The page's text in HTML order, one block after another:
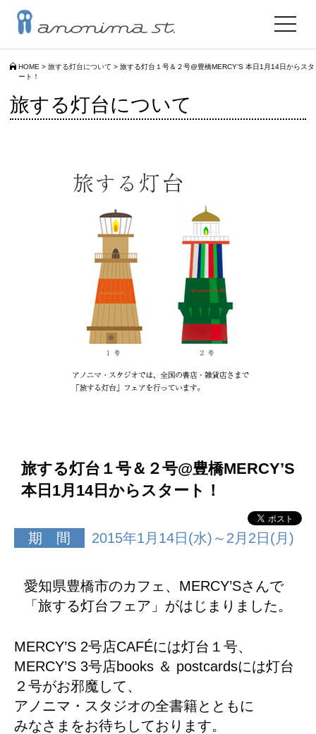
HOME > 旅する灯台について > 旅する灯台１号＆２号@豊橋MERCY’S 本日1月14日からスタ
ート！
toggle
旅する灯台について
旅する灯台１号＆２号@豊橋MERCY’S
本日1月14日からスタート！
期 間 2015年1月14日(水)～2月2日(月)
愛知県豊橋市のカフェ、MERCY’Sさんで
「旅する灯台フェア」がはじまりました。
MERCY’S 2号店CAFÉには灯台１号、
MERCY’S 3号店books ＆ postcardsには灯台
２号がお邪魔して、
アノニマ・スタジオの全書籍とともに
みなさまをお待ちしております。